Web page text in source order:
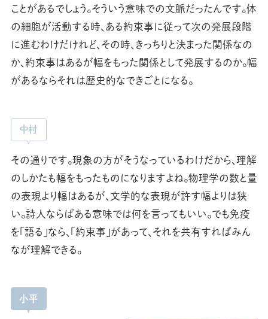
ことがあるでしょう。そういう意味での文脈だったんです。体
の細胞が活動する時、ある約束事に従って次の発展段階
に進むわけだけれど、その時、きっちりと決まった関係なの
か、約束事はあるが幅をもった関係として発展するのか。幅
があるならそれは歴史的なできごとになる。
中村
その通りです。現象の方がそうなっているわけだから、理解
のしかたも幅をもったものになりますよね。物理学の数と量
の表現より幅はあるが、文学的な表現が許す幅よりは狭
い。詩人ならばある意味では何を言ってもいい。でも免疫
を「語る」なら、「約束事」があって、それを共有すればみん
なが理解できる。
小平